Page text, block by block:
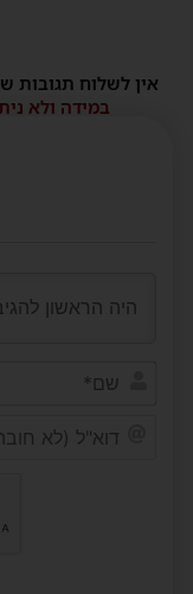
אין לשלוח תגובות
במידה ולא